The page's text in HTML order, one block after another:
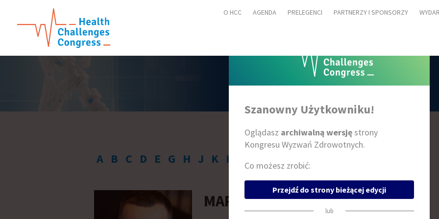
O HCC AGENDA PRELEGENCI PARTNERZY I SPONSORZY
PRELEGENCI
A B C D E G H J K L N P
MARCIN PIEKLAK
Szanowny Użytkowniku!
Oglądasz archiwalną wersjęstrony
Kongresu Wyzwań Zdrowotnych.
Co możesz zrobić:
Przejdź do strony bieżącej edycji
lub